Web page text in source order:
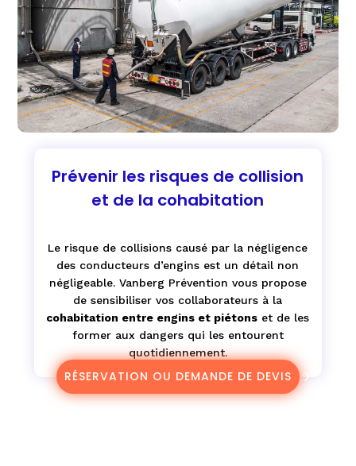
Prévenir les risques de collision
et de la cohabitation
Le risque de collisions causé par la négligence
des conducteurs d’engins est un détail non
négligeable. Vanberg Prévention vous propose
de sensibiliser vos collaborateurs à la
cohabitation entre engins et piétons et de les
former aux dangers qui les entourent
quotidiennement.
RÉSERVATION OU DEMANDE DE DEVIS